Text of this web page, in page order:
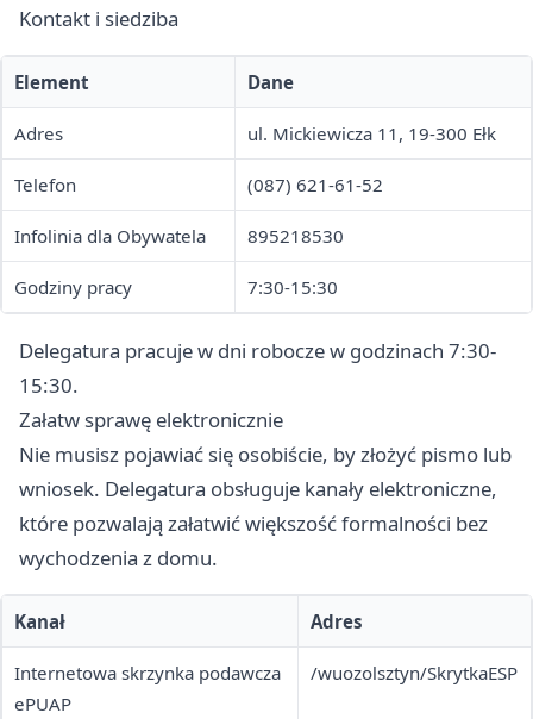
Kontakt i siedziba
Element Dane
Adres ul. Mickiewicza 11, 19-300 Ełk
Telefon (087) 621-61-52
Infolinia dla Obywatela 895218530
Godziny pracy 7:30-15:30
Delegatura pracuje w dni robocze w godzinach 7:30-
15:30.
Załatw sprawę elektronicznie
Nie musisz pojawiać się osobiście, by złożyć pismo lub
wniosek. Delegatura obsługuje kanały elektroniczne,
które pozwalają załatwić większość formalności bez
wychodzenia z domu.
Kanał Adres
Internetowa skrzynka podawcza
ePUAP
/wuozolsztyn/SkrytkaESP